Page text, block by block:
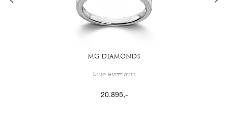
MG DIAMONDS
Ring Hvitt gull
20.895,-